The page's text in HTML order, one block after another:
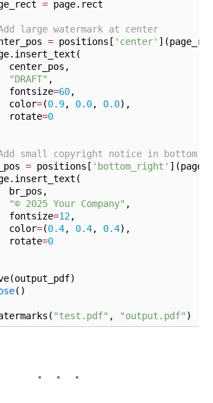
= page.rect
large watermark at center
= positions[ 'center'
"DRAFT" ,
=60,
=(0. 9, 0. 0, 0. 0),
=0
small copyright notice in bottom
= positions[ 'bottom_right'
"© 2025 Your Company" ,
=12,
=(0.4, 0.4, 0.4),
=0
()
"test.pdf" , "output.pdf" )